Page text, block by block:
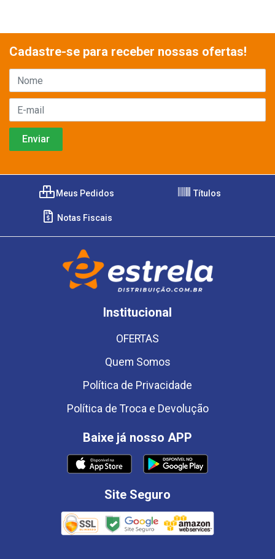
Cadastre-se para receber nossas ofertas!
Meus Pedidos Títulos
Notas Fiscais
Institucional
OFERTAS
Quem Somos
Política de Privacidade
Política de Troca e Devolução
Baixe já nosso APP
Site Seguro